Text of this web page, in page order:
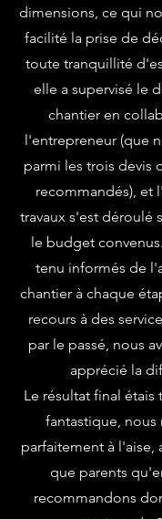
dimensions, ce qui
facilité la prise de
toute tranquillité
elle a supervisé le
chantier en
l'entrepreneur (que
parmi les trois devis
recommandés), et
travaux s'est déroulé
le budget
tenu informés de
chantier à chaque
recours à des
par le passé, nous
apprécié la
Le résultat final
fantastique, nous
parfaitement à l'aise,
que parents
recommandons